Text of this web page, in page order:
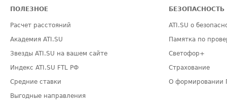
ПОЛЕЗНОЕ
Расчет расстояний
Академия ATI.SU
Звезды ATI.SU на вашем сайте
Индекс ATI.SU FTL РФ
Средние ставки
Выгодные направления
БЕЗОПАСНОСТЬ
ATI.SU о
Памятка по
Светофор+
Страхование
О формировании